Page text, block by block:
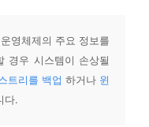
영체제의 주요 정보를
경우 시스템이 손상될
트리를 백업 하거나 윈
다.